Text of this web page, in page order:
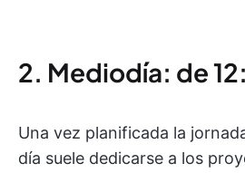
2. Mediodía: de
Una vez planificada la
día suele dedicarse a los